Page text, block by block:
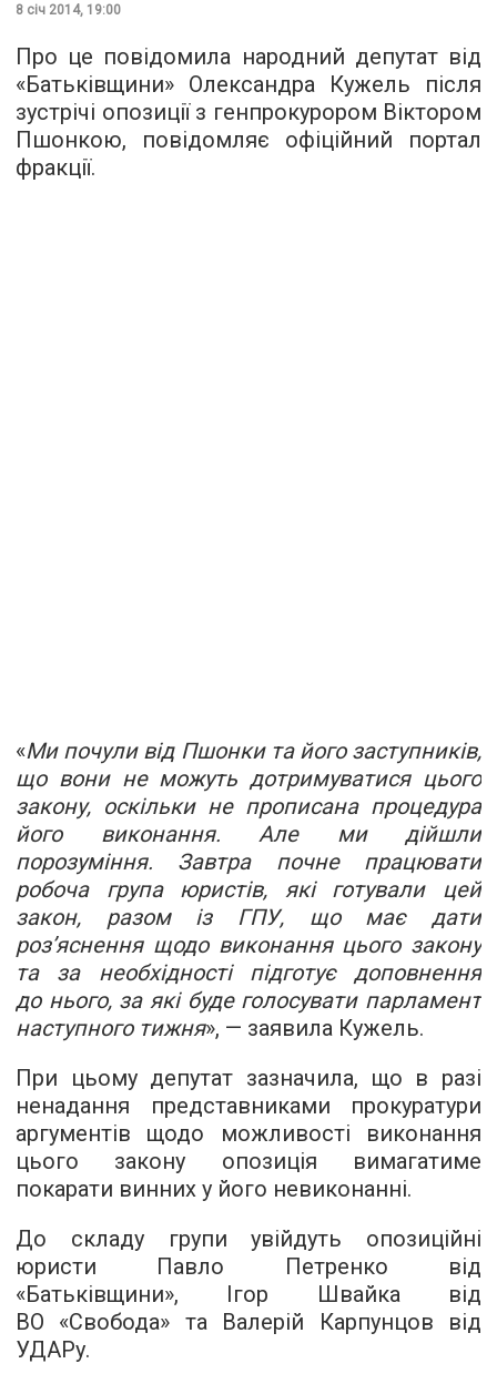
8 січ 2014, 19:00
Про це повідомила народний депутат від
«Батьківщини» Олександра Кужель після
зустрічі опозиції з генпрокурором Віктором
Пшонкою, повідомляє офіційний портал
фракції.
«Ми почули від Пшонки та його заступників,
що вони не можуть дотримуватися цього
закону, оскільки не прописана процедура
його виконання. Але ми дійшли
порозуміння. Завтра почне працювати
робоча група юристів, які готували цей
закон, разом із ГПУ, що має дати
роз’яснення щодо виконання цього закону
та за необхідності підготує доповнення
до нього, за які буде голосувати парламент
наступного тижня», — заявила Кужель.
При цьому депутат зазначила, що в разі
ненадання представниками прокуратури
аргументів щодо можливості виконання
цього закону опозиція вимагатиме
покарати винних у його невиконанні.
До складу групи увійдуть опозиційні
юристи Павло Петренко від
«Батьківщини», Ігор Швайка від
ВО «Свобода» та Валерій Карпунцов від
УДАРу.